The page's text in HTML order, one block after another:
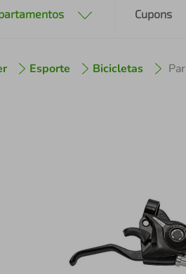
Cupons
Esporte Bicicletas
2 º cafeteira